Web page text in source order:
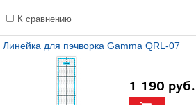
К сравнению
Линейка для пэчворка Gamma QRL-07
1 190 руб.